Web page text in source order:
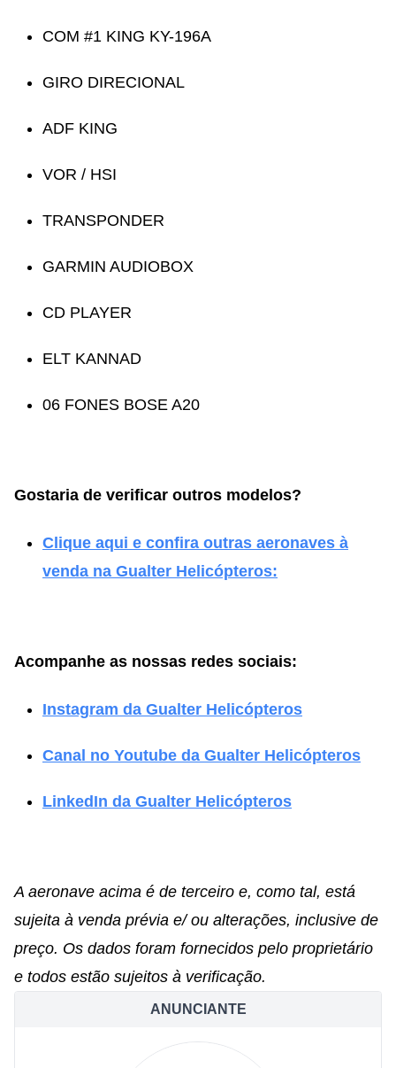
COM #1 KING KY-196A
GIRO DIRECIONAL
ADF KING
VOR / HSI
TRANSPONDER
GARMIN AUDIOBOX
CD PLAYER
ELT KANNAD
06 FONES BOSE A20
Gostaria de verificar outros modelos?
Clique aqui e confira outras aeronaves à
venda na Gualter Helicópteros:
Acompanhe as nossas redes sociais:
Instagram da Gualter Helicópteros
Canal no Youtube da Gualter Helicópteros
LinkedIn da Gualter Helicópteros
A aeronave acima é de terceiro e, como tal, está
sujeita à venda prévia e/ ou alterações, inclusive de
preço. Os dados foram fornecidos pelo proprietário
e todos estão sujeitos à verificação.
ANUNCIANTE